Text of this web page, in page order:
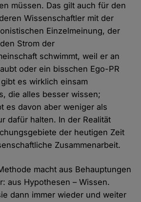
müssen. Das gilt auch für den
Wissenschaftler mit der
Einzelmeinung, der
Strom der
schwimmt, weil er an
oder ein bisschen Ego-PR
es wirklich einsam
die alles besser wissen;
es davon aber weniger als
dafür halten. In der Realität
der heutigen Zeit
Zusammenarbeit.
macht aus Behauptungen
aus Hypothesen – Wissen.
dann immer wieder und weiter